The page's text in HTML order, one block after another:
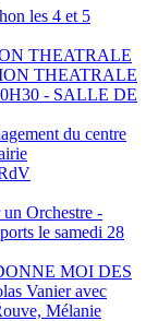
les 4 et 5
THEATRALE
THEATRALE
- SALLE DE
du centre
Orchestre -
le samedi 28
MOI DES
Vanier avec
Mélanie